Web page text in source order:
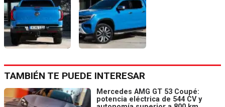
TAMBIÉN TE PUEDE INTERESAR
Mercedes AMG GT 53 Coupé:
potencia eléctrica de 544 CV y